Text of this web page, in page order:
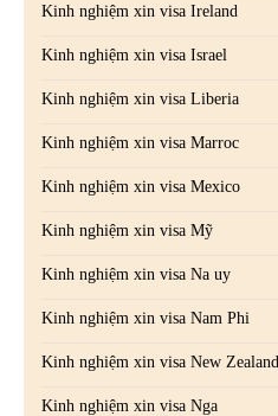
Kinh nghiệm xin visa Ireland
Kinh nghiệm xin visa Israel
Kinh nghiệm xin visa Liberia
Kinh nghiệm xin visa Marroc
Kinh nghiệm xin visa Mexico
Kinh nghiệm xin visa Mỹ
Kinh nghiệm xin visa Na uy
Kinh nghiệm xin visa Nam Phi
Kinh nghiệm xin visa New Zealand
Kinh nghiệm xin visa Nga